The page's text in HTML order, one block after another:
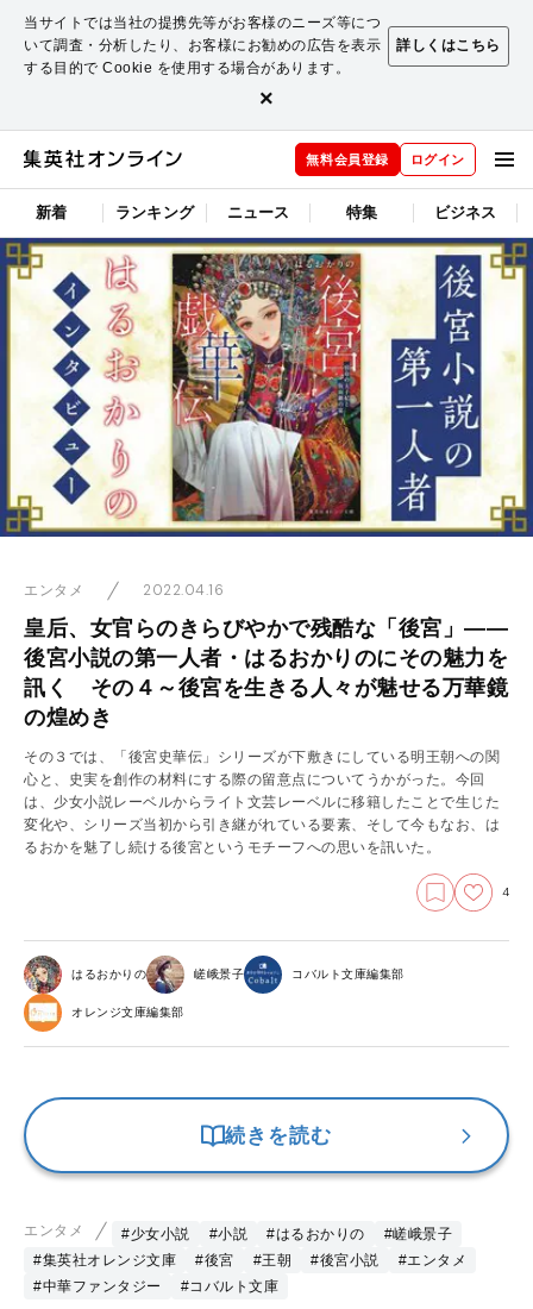
当サイトでは当社の提携先等がお客様のニーズ等につ
いて調査・分析したり、お客様にお勧めの広告を表示
する目的で Cookie を使用する場合があります。
詳しくはこちら
×
無料会員登録 ログイン
新着 ランキング ニュース 特集 ビジネス
エンタメ 2022.04.16
皇后、女官らのきらびやかで残酷な「後宮」――
後宮小説の第一人者・はるおかりのにその魅力を
訊く その４～後宮を生きる人々が魅せる万華鏡
の煌めき
その３では、「後宮史華伝」シリーズが下敷きにしている明王朝への関
心と、史実を創作の材料にする際の留意点についてうかがった。今回
は、少女小説レーベルからライト文芸レーベルに移籍したことで生じた
変化や、シリーズ当初から引き継がれている要素、そして今もなお、は
るおかを魅了し続ける後宮というモチーフへの思いを訊いた。
4
はるおかりの 嵯峨景子 コバルト文庫編集部
オレンジ文庫編集部
続きを読む
エンタメ #少女小説 #小説 #はるおかりの
#嵯峨景子
#集英社オレンジ文庫
#後宮 #王朝 #後宮小説
#エンタメ
#中華ファンタジー
#コバルト文庫